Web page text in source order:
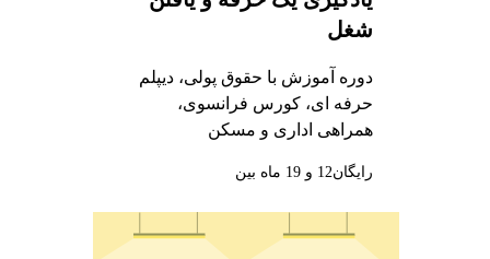
شغل
دوره آموزش با حقوق پولی، دیپلم
حرفه ای، کورس فرانسوی،
همراهی اداری و مسکن
رایگان12 و 19 ماه بین